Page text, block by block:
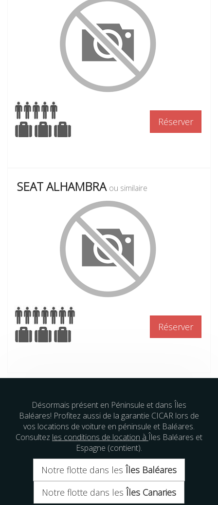
Réserver
SEAT ALHAMBRA ou similaire
Réserver
Désormais présent en Péninsule et dans Îles
Baléares! Profitez aussi de la garantie CICAR lors de
vos locations de voiture en péninsule et Baléares.
Consultez les conditions de location à Îles Baléares et
Espagne (contient).
Notre flotte dans les Îles Baléares
Notre flotte dans les Îles Canaries